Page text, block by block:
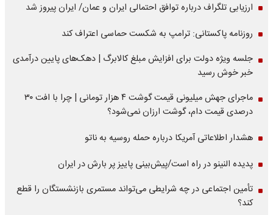
ارزیابی تلگراف درباره توافق احتمالی ایران و عمان/ ایران پیروز شد
روزنامه پاکستانی: ترامپ به شکست حماسی اعتراف کند
جلسه ویژه دولت برای افزایش مبلغ کالابرگ | دهک‌های پایین درآمدی
خبر خوش رسید
ماجرای جهش میلیونی قیمت گوشت ۴ هزار تومانی | چرا با افت ۳۰
درصدی قیمت دام، گوشت ارزان نمی‌شود؟
هشدار اطلاعاتی آمریکا درباره حمله روسیه به ناتو
پدیده النینو در راه است/پیش‌بینی پاییز پر بارش در ایران
تأمین اجتماعی در چه شرایطی می‌تواند مستمری بازنشستگان را قطع
کند؟